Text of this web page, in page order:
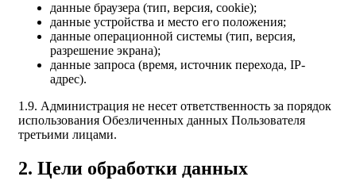
данные браузера (тип, версия, cookie);
данные устройства и место его положения;
данные операционной системы (тип, версия,
разрешение экрана);
данные запроса (время, источник перехода, IP-
адрес).
1.9. Администрация не несет ответственность за порядок
использования Обезличенных данных Пользователя
третьими лицами.
2. Цели обработки данных